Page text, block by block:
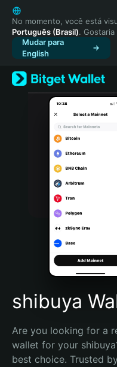
English
日本語
Tiếng Việt
Русский
Español (Latinoamérica)
Türkçe
Italiano
Português (Portugal)
Bahasa Indonesia
Português (Brasil)
Español (Argentina)
No momento, você está
Português (Brasil).
Mudar para
English
shibuya
Are you looking for a
wallet for your
best choice. Trusted